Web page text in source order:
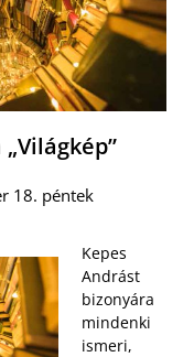
18. péntek
Kepes
Andrást
bizonyára
mindenki
ismeri,